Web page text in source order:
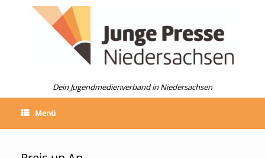
Dein Jugendmedienverband in Niedersachsen
Menü